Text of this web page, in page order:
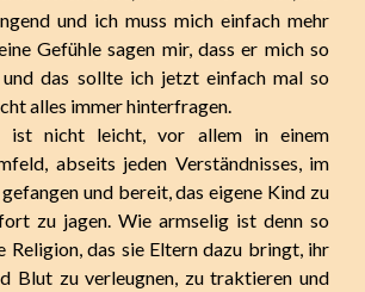
und ich muss mich einfach mehr
Gefühle sagen mir, dass er mich so
das sollte ich jetzt einfach mal so
alles immer hinterfragen.
ist nicht leicht, vor allem in einem
abseits jeden Verständnisses, im
und bereit, das eigene Kind zu
zu jagen. Wie armselig ist denn so
Religion, das sie Eltern dazu bringt, ihr
Blut zu verleugnen, zu traktieren und